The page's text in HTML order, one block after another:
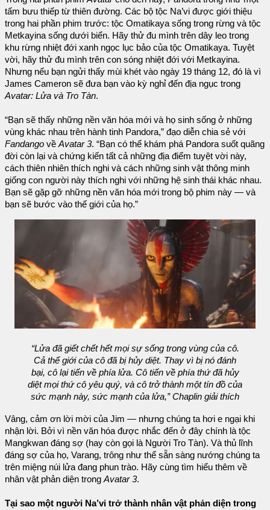
tấm bưu thiếp từ thiên đường. Các bộ tộc Na’vi được giới thiệu
trong hai phần phim trước: tộc Omatikaya sống trong rừng và tộc
Metkayina sống dưới biển. Hãy thử đu mình trên dây leo trong
khu rừng nhiệt đới xanh ngọc lục bảo của tộc Omatikaya. Tuyệt
vời, hãy thử đu mình trên con sóng nhiệt đới với Metkayina.
Nhưng nếu bạn ngửi thấy mùi khét vào ngày 19 tháng 12, đó là vì
James Cameron sẽ đưa bạn vào kỳ nghỉ đến địa ngục trong
Avatar: Lửa và Tro Tàn.
“Bạn sẽ thấy những nền văn hóa mới và họ sinh sống ở những
vùng khác nhau trên hành tinh Pandora,” đạo diễn chia sẻ với
Fandango vềAvatar 3. “Bạn có thể khám phá Pandora suốt quãng
đời còn lại và chứng kiến tất cả những địa điểm tuyệt vời này,
cách thiên nhiên thích nghi và cách những sinh vật thông minh
giống con người này thích nghi với những hệ sinh thái khác nhau.
Bạn sẽ gặp gỡ những nền văn hóa mới trong bộ phim này — và
bạn sẽ bước vào thế giới của họ.”
“Lửa đã giết chết hết mọi sự sống trong vùng của cô.
Cả thế giới của cô đã bị hủy diệt. Thay vì bị nó đánh
bại, cô lại tiến về phía lửa. Cô tiến về phía thứ đã hủy
diệt mọi thứ cô yêu quý, và cô trở thành một tín đồ của
sức mạnh này, sức mạnh của lửa,” Chaplin giải thích
Vâng, cảm ơn lời mời của Jim — nhưng chúng ta hơi e ngại khi
nhận lời. Bởi vì nền văn hóa được nhắc đến ở đây chính là tộc
Mangkwan đáng sợ (hay còn gọi là Người Tro Tàn). Và thủ lĩnh
đáng sợ của họ, Varang, trông như thể sẵn sàng nướng chúng ta
trên miệng núi lửa đang phun trào. Hãy cùng tìm hiểu thêm về
nhân vật phản diện trongAvatar 3.
Tại sao một người Na’vi trở thành nhân vật phản diện trong